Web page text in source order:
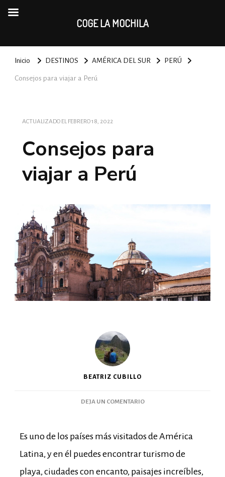
Inicio DESTINOS AMÉRICA DEL SUR PERÚ
Consejos para viajar a Perú
ACTUALIZADO EL FEBRERO 18, 2022
Consejos para
viajar a Perú
BEATRIZ CUBILLO
DEJA UN COMENTARIO
Es uno de los países más visitados de América
Latina, y en él puedes encontrar turismo de
playa, ciudades con encanto, paisajes increíbles,
COGE LA MOCHILA